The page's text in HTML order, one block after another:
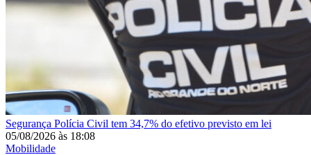
Segurança Polícia Civil tem 34,7% do efetivo previsto em lei
05/08/2026 às 18:08
Mobilidade